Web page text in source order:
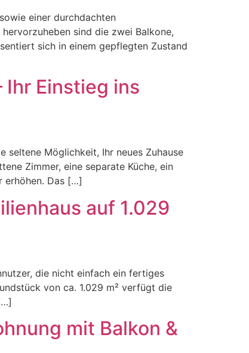
einer durchdachten
sind die zwei Balkone,
sich in einem gepflegten Zustand
Einstieg ins
seltene Möglichkeit, Ihr neues Zuhause
Zimmer, eine separate Küche, ein
erhöhen. Das […]
auf 1.029
die nicht einfach ein fertiges
von ca. 1.029 m² verfügt die
mit Balkon &